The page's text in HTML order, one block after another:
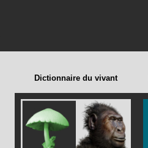
Dictionnaire du vivant